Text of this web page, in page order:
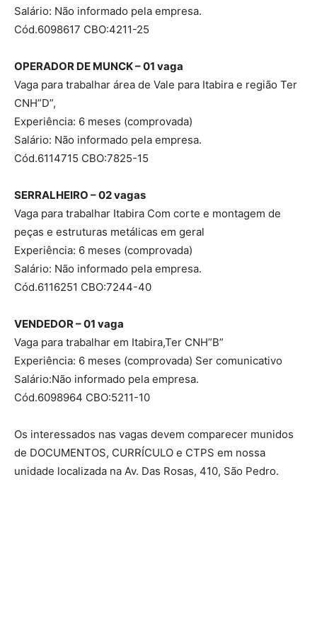
Salário: Não informado pela empresa.
Cód.6098617 CBO:4211-25
OPERADOR DE MUNCK – 01 vaga
Vaga para trabalhar área de Vale para Itabira e região Ter
CNH”D”,
Experiência: 6 meses (comprovada)
Salário: Não informado pela empresa.
Cód.6114715 CBO:7825-15
SERRALHEIRO – 02 vagas
Vaga para trabalhar Itabira Com corte e montagem de
peças e estruturas metálicas em geral
Experiência: 6 meses (comprovada)
Salário: Não informado pela empresa.
Cód.6116251 CBO:7244-40
VENDEDOR – 01 vaga
Vaga para trabalhar em Itabira,Ter CNH”B”
Experiência: 6 meses (comprovada) Ser comunicativo
Salário:Não informado pela empresa.
Cód.6098964 CBO:5211-10
Os interessados nas vagas devem comparecer munidos
de DOCUMENTOS, CURRÍCULO e CTPS em nossa
unidade localizada na Av. Das Rosas, 410, São Pedro.